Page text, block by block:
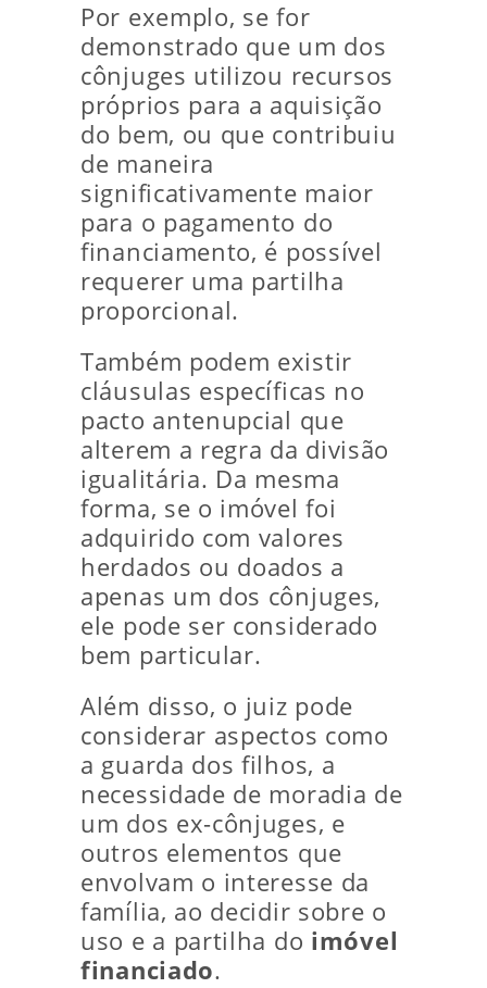
Por exemplo, se for
demonstrado que um dos
cônjuges utilizou recursos
próprios para a aquisição
do bem, ou que contribuiu
de maneira
significativamente maior
para o pagamento do
financiamento, é possível
requerer uma partilha
proporcional.
Também podem existir
cláusulas específicas no
pacto antenupcial que
alterem a regra da divisão
igualitária. Da mesma
forma, se o imóvel foi
adquirido com valores
herdados ou doados a
apenas um dos cônjuges,
ele pode ser considerado
bem particular.
Além disso, o juiz pode
considerar aspectos como
a guarda dos filhos, a
necessidade de moradia de
um dos ex-cônjuges, e
outros elementos que
envolvam o interesse da
família, ao decidir sobre o
uso e a partilha do imóvel
financiado.